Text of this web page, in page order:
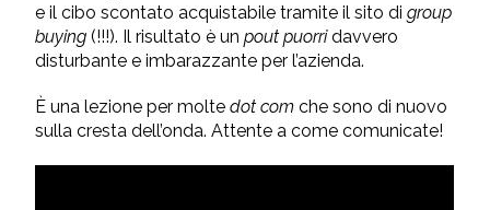
e il cibo scontato acquistabile tramite il sito digroup
buying(!!!). Il risultato è unpout puorridavvero
disturbante e imbarazzante per l’azienda.
È una lezione per moltedot com che sono di nuovo
sulla cresta dell’onda. Attente a come comunicate!